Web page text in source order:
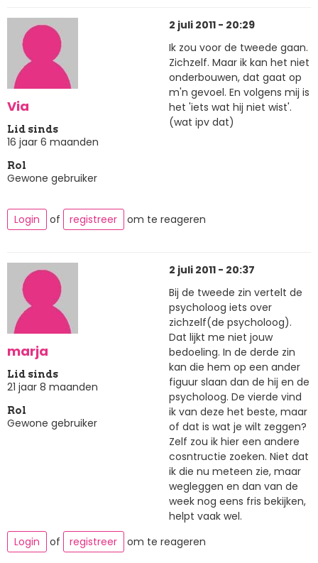
Via
Lid sinds
16 jaar 6 maanden
Rol
Gewone gebruiker
2 juli 2011 - 20:29
Ik zou voor de tweede gaan.
Zichzelf. Maar ik kan het niet
onderbouwen, dat gaat op
m'n gevoel. En volgens mij is
het 'iets wat hij niet wist'.
(wat ipv dat)
Login of registreer om te reageren
marja
Lid sinds
21 jaar 8 maanden
Rol
Gewone gebruiker
2 juli 2011 - 20:37
Bij de tweede zin vertelt de
psycholoog iets over
zichzelf(de psycholoog).
Dat lijkt me niet jouw
bedoeling. In de derde zin
kan die hem op een ander
figuur slaan dan de hij en de
psycholoog. De vierde vind
ik van deze het beste, maar
of dat is wat je wilt zeggen?
Zelf zou ik hier een andere
cosntructie zoeken. Niet dat
ik die nu meteen zie, maar
wegleggen en dan van de
week nog eens fris bekijken,
helpt vaak wel.
Login
of registreer om te reageren